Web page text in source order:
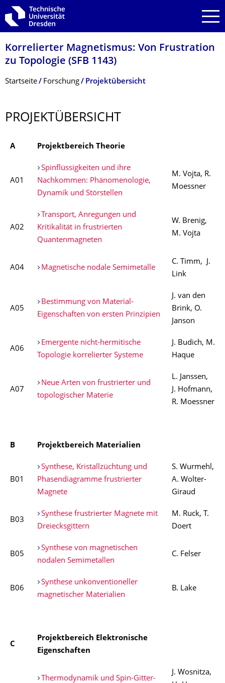
Zur Hauptnavigation springen
Zur Suche springen
Zum Inhalt springen
Korrelierter Magnetismus: Von Frustration
zu Topologie (SFB 1143)
Breadcrumb-Menü
Startseite Forschung Projektübersicht
PROJEKTÜBER­SICHT
A Projektbereich Theorie
A01
Spinflüssigkeiten und ihre
Nachkommen: Phänomenologie,
Dynamik und Störstellen
M. Vojta, R.
Moessner
A02
Transport, Anregungen und
Kritikalität in frustrierten
Quantenmagneten
W. Brenig,
M. Vojta
A04 Magnetische nodale Semimetalle
C. Timm, J.
Link
A05
Bestimmung von Material-
Eigenschaften von ersten Prinzipien
J. van den
Brink, O.
Janson
A06
Emergente nicht-hermitische
Topologie korrelierter Systeme
J. Budich, M.
Haque
A07
Neue Arten von frustrierter und
topologischer Materie
L. Janssen,
J. Hofmann,
R. Moessner
B Projektbereich Materialien
B01
Synthese, Kristallzüchtung und
Phasendiagramme frustrierter
Magnete
S. Wurmehl,
A. Wolter-
Giraud
B03
Synthese frustrierter Magnete mit
Dreiecksgittern
M. Ruck, T.
Doert
B05
Synthese von magnetischen
nodalen Semimetallen
C. Felser
B06
Synthese unkonventioneller
magnetischer Materialien
B. Lake
C
Projektbereich Elektronische
Eigenschaften
Thermodynamik und Spin-Gitter-
J. Wosnitza,